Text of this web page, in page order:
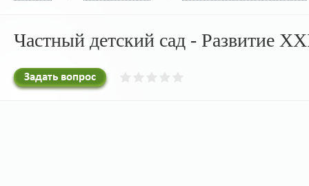
Частный детский сад - Развитие
Задать вопрос